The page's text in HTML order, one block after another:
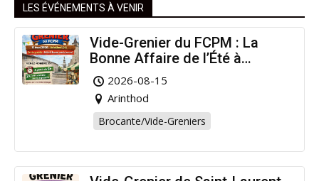
LES ÉVÉNEMENTS À VENIR
Vide-Grenier du FCPM : La
Bonne Affaire de l’Été à
Arinthod !
2026-08-15
Arinthod
Brocante/Vide-Greniers